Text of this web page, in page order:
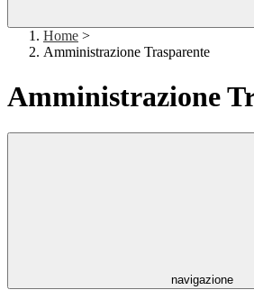
Home >
Amministrazione Trasparente
Amministrazione
navigazione